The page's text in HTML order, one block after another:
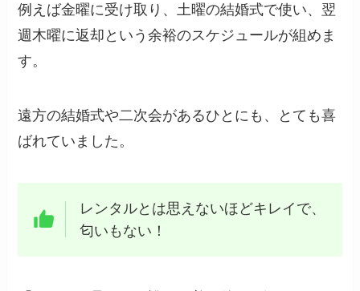
例えば金曜に受け取り、土曜の結婚式で使い、翌
週木曜に返却という余裕のスケジュールが組めま
す。
遠方の結婚式や二次会があるひとにも、とても喜
ばれていました。
レンタルとは思えないほどキレイで、
匂いもない！